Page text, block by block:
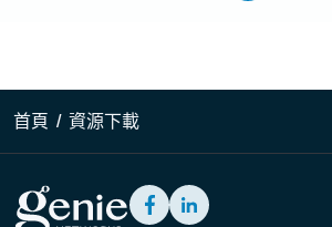
首頁 / 資源下載